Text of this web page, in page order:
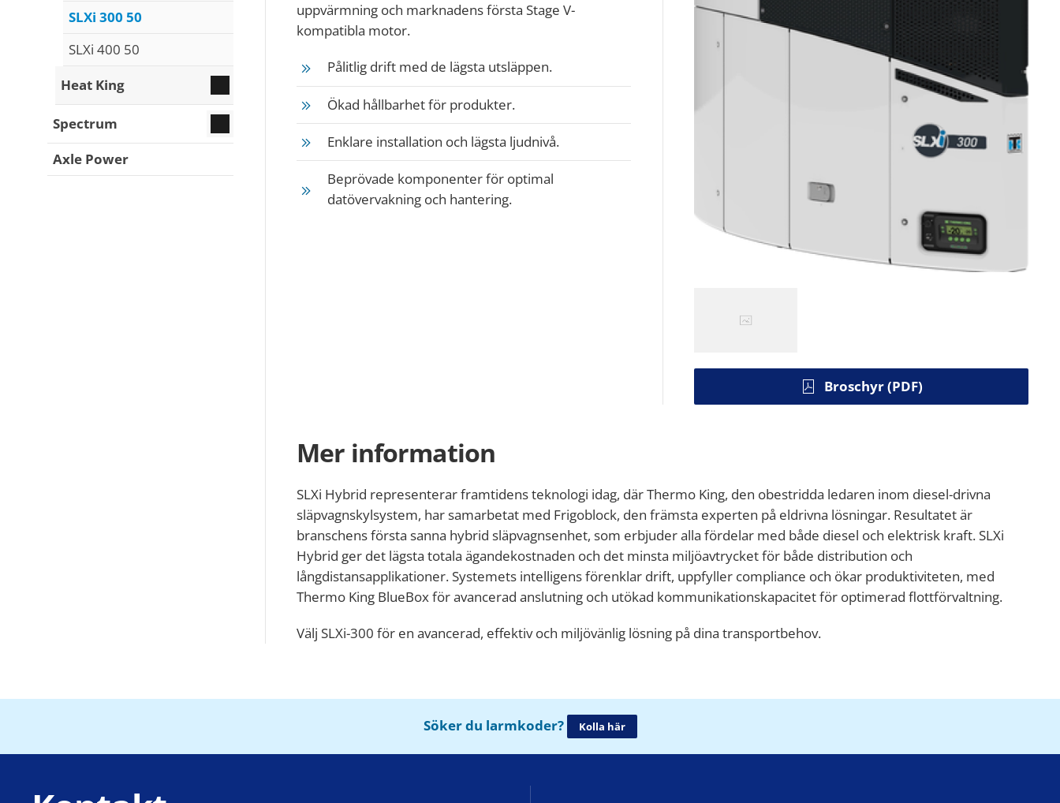
uppvärmning och marknadens första Stage V-
kompatibla motor.
Pålitlig drift med de lägsta utsläppen.
Ökad hållbarhet för produkter.
Enklare installation och lägsta ljudnivå.
Beprövade komponenter för optimal
datövervakning och hantering.
Broschyr (PDF)
Mer information
SLXi Hybrid representerar framtidens teknologi idag, där Thermo King, den obestridda ledaren inom diesel-drivna
släpvagnskylsystem, har samarbetat med Frigoblock, den främsta experten på eldrivna lösningar. Resultatet är
branschens första sanna hybrid släpvagnsenhet, som erbjuder alla fördelar med både diesel och elektrisk kraft. SLXi
Hybrid ger det lägsta totala ägandekostnaden och det minsta miljöavtrycket för både distribution och
långdistansapplikationer. Systemets intelligens förenklar drift, uppfyller compliance och ökar produktiviteten, med
Thermo King BlueBox för avancerad anslutning och utökad kommunikationskapacitet för optimerad flottförvaltning.
Välj SLXi-300 för en avancerad, effektiv och miljövänlig lösning på dina transportbehov.
SLXi 300 50
SLXi 400 50
Heat King
Spectrum
Axle Power
Söker du larmkoder? Kolla här